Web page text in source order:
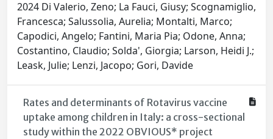
2024 Di Valerio, Zeno; La Fauci, Giusy; Scognamiglio,
Francesca; Salussolia, Aurelia; Montalti, Marco;
Capodici, Angelo; Fantini, Maria Pia; Odone, Anna;
Costantino, Claudio; Solda', Giorgia; Larson, Heidi J.;
Leask, Julie; Lenzi, Jacopo; Gori, Davide
Rates and determinants of Rotavirus vaccine
uptake among children in Italy: a cross-sectional
study within the 2022 OBVIOUS* project